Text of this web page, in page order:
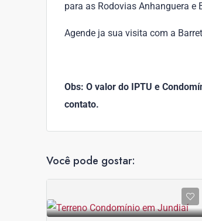
para as Rodovias Anhanguera e
Agende ja sua visita com a
Obs: O valor do IPTU e
contato.
Você pode gostar: